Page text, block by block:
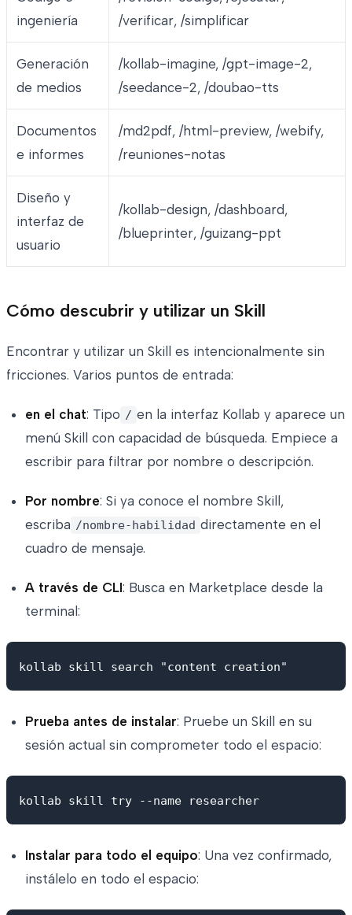
ingeniería
/verificar, /simplificar
Generación
de medios
/kollab-imagine, /gpt-image-2,
/seedance-2, /doubao-tts
Documentos
e informes
/md2pdf, /html-preview, /webify,
/reuniones-notas
Diseño y
interfaz de
usuario
/kollab-design, /dashboard,
/blueprinter, /guizang-ppt
Cómo descubrir y utilizar un Skill
Encontrar y utilizar un Skill es intencionalmente sin
fricciones. Varios puntos de entrada:
en el chat: Tipo / en la interfaz Kollab y aparece un
menú Skill con capacidad de búsqueda. Empiece a
escribir para filtrar por nombre o descripción.
Por nombre: Si ya conoce el nombre Skill,
escriba /nombre-habilidad directamente en el
cuadro de mensaje.
A través de CLI: Busca en Marketplace desde la
terminal:
Prueba antes de instalar: Pruebe un Skill en su
sesión actual sin comprometer todo el espacio:
Instalar para todo el equipo: Una vez confirmado,
instálelo en todo el espacio: